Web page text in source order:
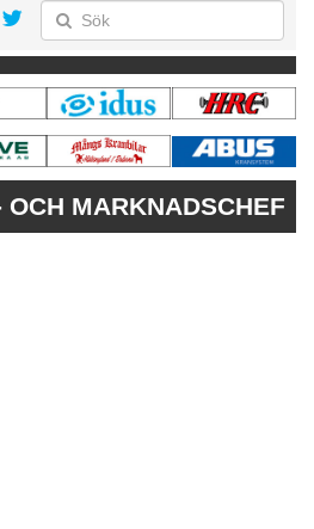
OCH MARKNADSCHEF